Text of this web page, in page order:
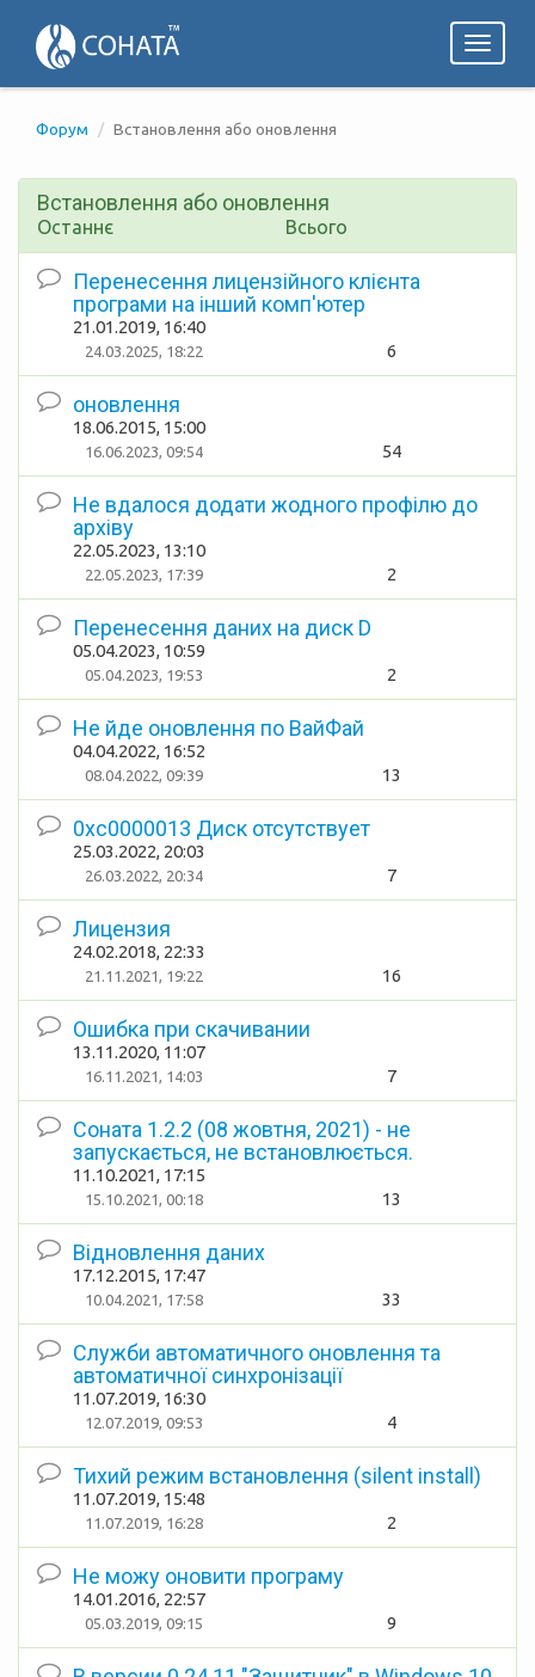
Toggle
Форум Встановлення або оновлення
Встановлення або оновлення
Останнє Всього
Перенесення лицензійного клієнта
програми на інший комп'ютер
21.01.2019, 16:40
24.03.2025, 18:22 6
оновлення
18.06.2015, 15:00
16.06.2023, 09:54 54
Не вдалося додати жодного профілю до
архіву
22.05.2023, 13:10
22.05.2023, 17:39 2
Перенесення даних на диск D
05.04.2023, 10:59
05.04.2023, 19:53 2
Не йде оновлення по ВайФай
04.04.2022, 16:52
08.04.2022, 09:39 13
0xc0000013 Диск отсутcтвует
25.03.2022, 20:03
26.03.2022, 20:34 7
Лицензия
24.02.2018, 22:33
21.11.2021, 19:22 16
Ошибка при скачивании
13.11.2020, 11:07
16.11.2021, 14:03 7
Соната 1.2.2 (08 жовтня, 2021) - не
запускається, не встановлюється.
11.10.2021, 17:15
15.10.2021, 00:18 13
Відновлення даних
17.12.2015, 17:47
10.04.2021, 17:58 33
Служби автоматичного оновлення та
автоматичної синхронізації
11.07.2019, 16:30
12.07.2019, 09:53 4
Тихий режим встановлення (silent install)
11.07.2019, 15:48
11.07.2019, 16:28 2
Не можу оновити програму
14.01.2016, 22:57
05.03.2019, 09:15 9